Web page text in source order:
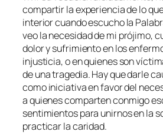
compartir la experiencia de lo
interior cuando escucho la
veo la necesidad de mi prójimo,
dolor y sufrimiento en los
injusticia, o en quienes son
de una tragedia. Hay que darle
como iniciativa en favor del
a quienes comparten conmigo
sentimientos para unirnos en la
practicar la caridad.